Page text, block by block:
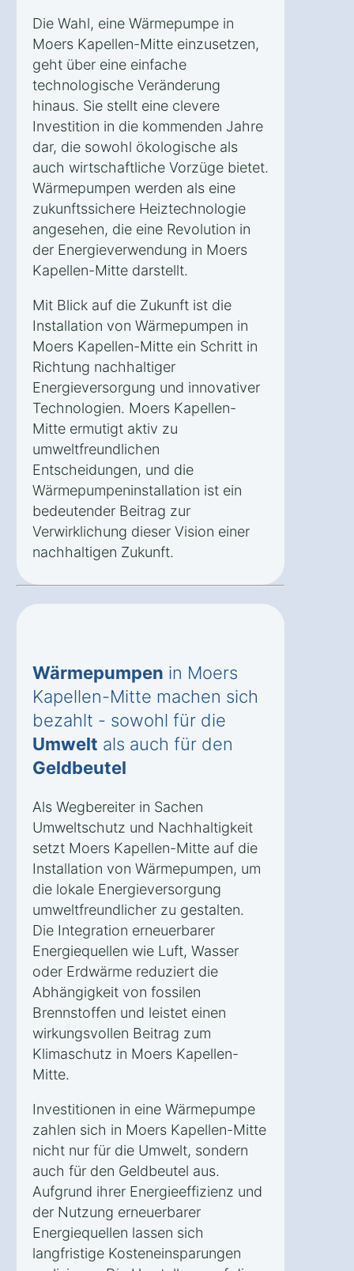
Die Wahl, eine Wärmepumpe in
Moers Kapellen-Mitte einzusetzen,
geht über eine einfache
technologische Veränderung
hinaus. Sie stellt eine clevere
Investition in die kommenden Jahre
dar, die sowohl ökologische als
auch wirtschaftliche Vorzüge bietet.
Wärmepumpen werden als eine
zukunftssichere Heiztechnologie
angesehen, die eine Revolution in
der Energieverwendung in Moers
Kapellen-Mitte darstellt.
Mit Blick auf die Zukunft ist die
Installation von Wärmepumpen in
Moers Kapellen-Mitte ein Schritt in
Richtung nachhaltiger
Energieversorgung und innovativer
Technologien. Moers Kapellen-
Mitte ermutigt aktiv zu
umweltfreundlichen
Entscheidungen, und die
Wärmepumpeninstallation ist ein
bedeutender Beitrag zur
Verwirklichung dieser Vision einer
nachhaltigen Zukunft.
Wärmepumpen in Moers
Kapellen-Mitte machen sich
bezahlt - sowohl für die
Umwelt als auch für den
Geldbeutel
Als Wegbereiter in Sachen
Umweltschutz und Nachhaltigkeit
setzt Moers Kapellen-Mitte auf die
Installation von Wärmepumpen, um
die lokale Energieversorgung
umweltfreundlicher zu gestalten.
Die Integration erneuerbarer
Energiequellen wie Luft, Wasser
oder Erdwärme reduziert die
Abhängigkeit von fossilen
Brennstoffen und leistet einen
wirkungsvollen Beitrag zum
Klimaschutz in Moers Kapellen-
Mitte.
Investitionen in eine Wärmepumpe
zahlen sich in Moers Kapellen-Mitte
nicht nur für die Umwelt, sondern
auch für den Geldbeutel aus.
Aufgrund ihrer Energieeffizienz und
der Nutzung erneuerbarer
Energiequellen lassen sich
langfristige Kosteneinsparungen